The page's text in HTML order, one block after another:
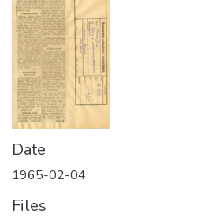
Date
1965-02-04
Files